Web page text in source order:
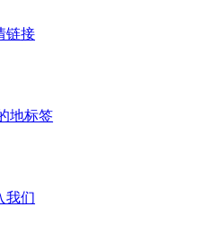
链接
地标签
我们